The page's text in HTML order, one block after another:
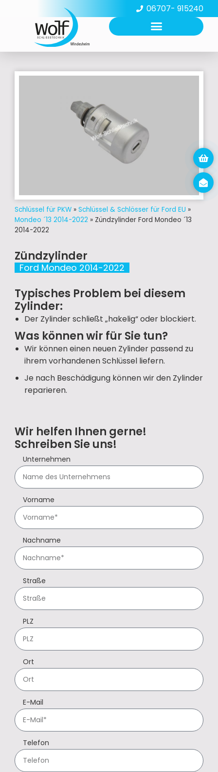
06707- 915240
Schlüssel für PKW » Schlüssel & Schlösser für Ford EU »
Mondeo ´13 2014-2022 » Zündzylinder Ford Mondeo ´13
2014-2022
Zündzylinder
Ford Mondeo 2014-2022
Typisches Problem bei diesem
Zylinder:
Der Zylinder schließt „hakelig“ oder blockiert.
Was können wir für Sie tun?
Wir können einen neuen Zylinder passend zu
ihrem vorhandenen Schlüssel liefern.
Je nach Beschädigung können wir den Zylinder
reparieren.
Wir helfen Ihnen gerne!
Schreiben Sie uns!
Unternehmen
Vorname
Nachname
Straße
PLZ
Ort
E-Mail
Telefon